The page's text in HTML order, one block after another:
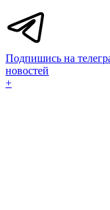
Подпишись на
новостей
+